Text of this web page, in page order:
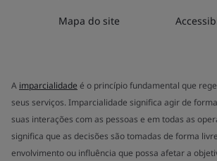
Mapa do site
A imparcialidade é o princípio fundamental que
seus serviços. Imparcialidade significa agir de
suas interações com as pessoas e em todas as
significa que as decisões são tomadas de forma
envolvimento ou influência que possa afetar a